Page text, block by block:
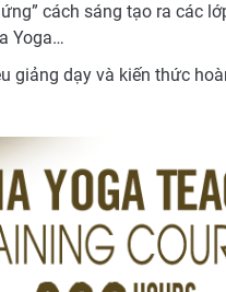
cách sáng tạo ra các
Yoga…
giảng dạy và kiến thức